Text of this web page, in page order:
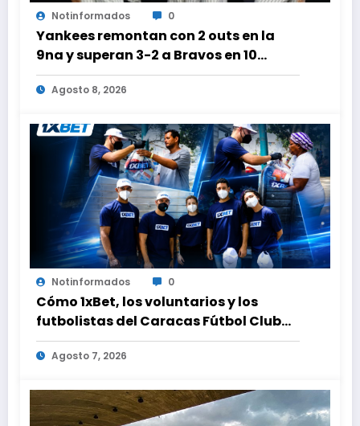
Notinformados 0
Yankees remontan con 2 outs en la
9na y superan 3-2 a Bravos en 10
innings tras larga lluvia
Agosto 8, 2026
Notinformados 0
Cómo 1xBet, los voluntarios y los
futbolistas del Caracas Fútbol Club
juntaron fuerzas para ayudar a las
familias de Venezuela
Agosto 7, 2026